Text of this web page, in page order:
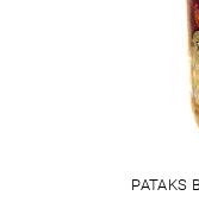
PATAKS